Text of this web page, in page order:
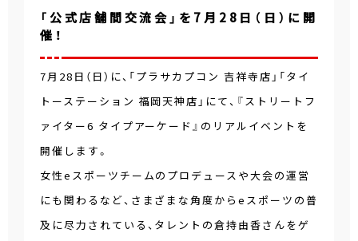
「公式店舗間交流会」を7月28日（日）に開
催！
7月28日（日）に、「プラサカプコン 吉祥寺店」「タイ
トーステーション 福岡天神店」にて、『ストリートフ
ァイター6 タイプアーケード』のリアルイベントを
開催します。
女性eスポーツチームのプロデュースや大会の運営
にも関わるなど、さまざまな角度からeスポーツの普
及に尽力されている、タレントの倉持由香さんをゲ